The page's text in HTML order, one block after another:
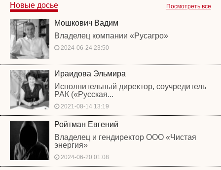
Посмотреть все
Новые досье
Мошкович Вадим
Владелец компании «Русагро»
2024-06-24 23:50
Ираидова Эльмира
Исполнительный директор, соучредитель
РАК («Русская...
2021-08-14 13:19
Ройтман Евгений
Владелец и гендиректор ООО «Чистая
энергия»
2024-06-20 01:08